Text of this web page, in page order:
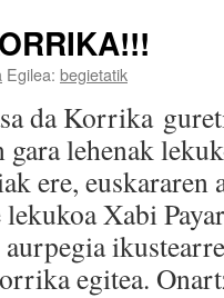
Egilea: begietatik
da Korrika
gara lehenak
ere,
lekukoa Xabi
egitea.